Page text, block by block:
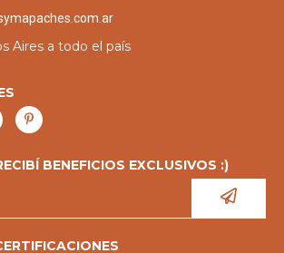
Aires a todo el país
BENEFICIOS EXCLUSIVOS :)